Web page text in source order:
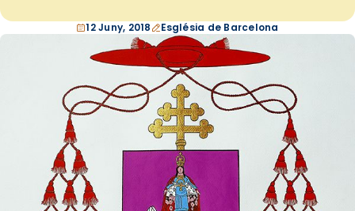
12 Juny, 2018 Església de Barcelona